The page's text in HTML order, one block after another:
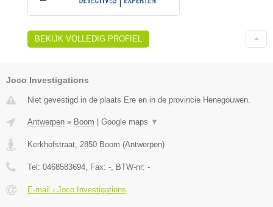
BEKIJK VOLLEDIG PROFIEL
Joco Investigations
Niet gevestigd in de plaats Ere en in de provincie Henegouwen.
Antwerpen » Boom Google maps ▼
Kerkhofstraat, 2850 Boom (Antwerpen)
Tel: 0468583694, Fax: -, BTW-nr: -
E-mail › Joco Investigations